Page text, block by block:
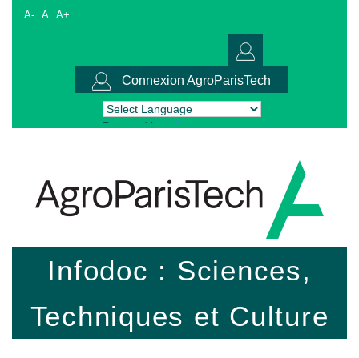
A- A A+
Connexion AgroParisTech
Powered by Translate
Infodoc : Sciences,
Techniques et Culture